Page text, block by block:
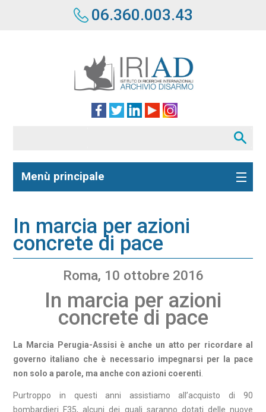
06.360.003.43
Menù principale
In marcia per azioni
concrete di pace
Roma, 10 ottobre 2016
In marcia per azioni
concrete di pace
La Marcia Perugia-Assisi è anche un atto per ricordare al
governo italiano che è necessario impegnarsi per la pace
non solo a parole, ma anche con azioni coerenti
Purtroppo in questi anni assistiamo all’acquisto di 90
bombardieri F35, alcuni dei quali saranno dotati delle nuove